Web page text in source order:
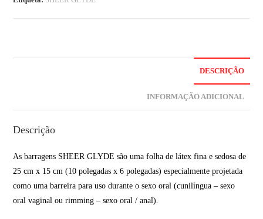
DESCRIÇÃO
INFORMAÇÃO ADICIONAL
Descrição
As barragens SHEER GLYDE são uma folha de látex fina e sedosa de
25 cm x 15 cm (10 polegadas x 6 polegadas) especialmente projetada
como uma barreira para uso durante o sexo oral (cunilíngua – sexo
oral vaginal ou rimming – sexo oral / anal).